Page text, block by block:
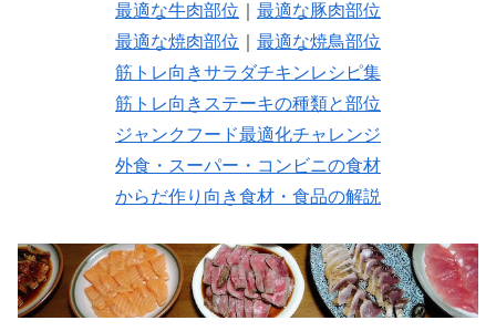
最適な牛肉部位
最適な豚肉部位
最適な焼肉部位
最適な焼鳥部位
筋トレ向きサラダチキンレシピ集
筋トレ向きステーキの種類と部位
ジャンクフード最適化チャレンジ
外食・スーパー・コンビニの食材
からだ作り向き食材・食品の解説